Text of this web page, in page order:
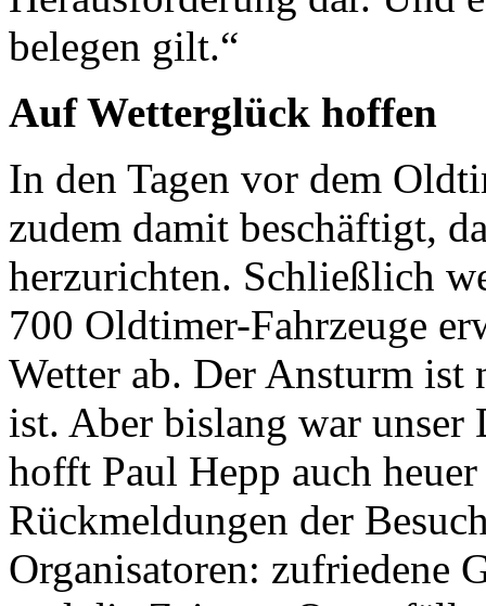
belegen gilt.“
Auf Wetterglück hoffen
In den Tagen vor dem
zudem damit beschäftigt,
herzurichten. Schließlich
700 Oldtimer-Fahrzeuge
Wetter ab. Der Ansturm ist
ist. Aber bislang war unser
hofft Paul Hepp auch
Rückmeldungen der
Organisatoren: zufriedene